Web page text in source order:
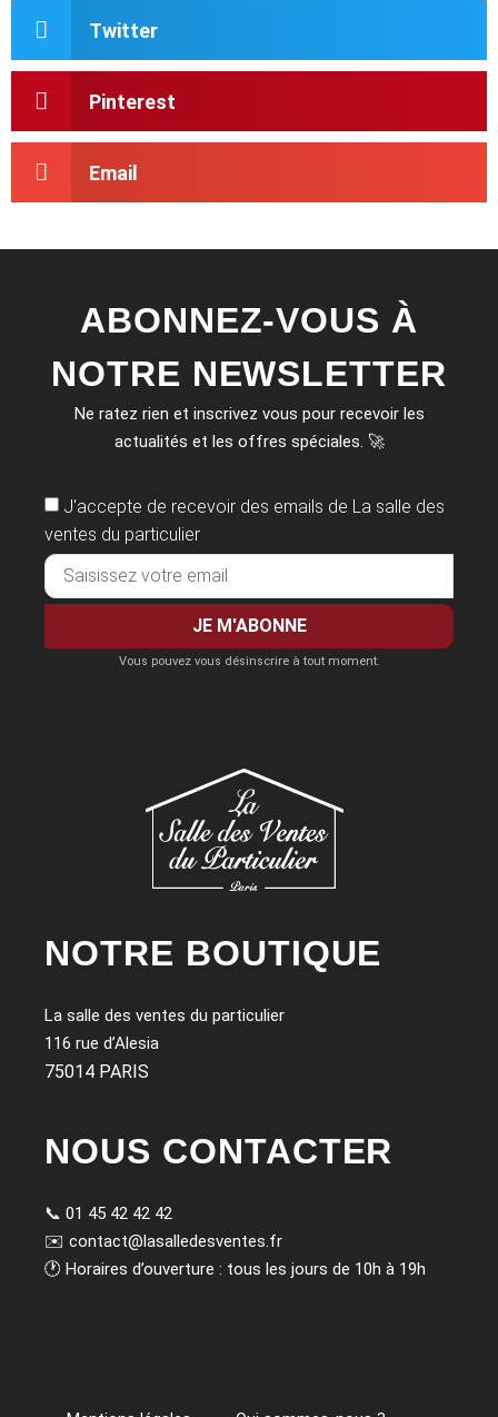
Twitter
Pinterest
Email
ABONNEZ-VOUS À
NOTRE NEWSLETTER
Ne ratez rien et inscrivez vous pour recevoir les
actualités et les offres spéciales. 🚀​
J'accepte de recevoir des emails de La salle des
ventes du particulier
JE M'ABONNE
Vous pouvez vous désinscrire à tout moment.
NOTRE BOUTIQUE
La salle des ventes du particulier
116 rue d’Alesia
75014 PARIS
NOUS CONTACTER
📞 01 45 42 42 42
✉️ contact@lasalledesventes.fr
🕐 Horaires d’ouverture : tous les jours de 10h à 19h